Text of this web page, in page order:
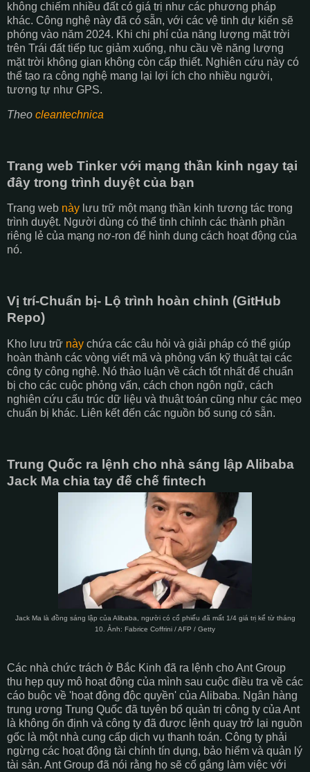
không chiếm nhiều đất có giá trị như các phương pháp
khác. Công nghệ này đã có sẵn, với các vệ tinh dự kiến ​​sẽ
phóng vào năm 2024. Khi chi phí của năng lượng mặt trời
trên Trái đất tiếp tục giảm xuống, nhu cầu về năng lượng
mặt trời không gian không còn cấp thiết. Nghiên cứu này có
thể tạo ra công nghệ mang lại lợi ích cho nhiều người,
tương tự như GPS.
Theo cleantechnica
Trang web Tinker với mạng thần kinh ngay tại
đây trong trình duyệt của bạn
Trang web này lưu trữ một mạng thần kinh tương tác trong
trình duyệt. Người dùng có thể tinh chỉnh các thành phần
riêng lẻ của mạng nơ-ron để hình dung cách hoạt động của
nó.
Vị trí-Chuẩn bị- Lộ trình hoàn chỉnh (GitHub
Repo)
Kho lưu trữ này chứa các câu hỏi và giải pháp có thể giúp
hoàn thành các vòng viết mã và phỏng vấn kỹ thuật tại các
công ty công nghệ. Nó thảo luận về cách tốt nhất để chuẩn
bị cho các cuộc phỏng vấn, cách chọn ngôn ngữ, cách
nghiên cứu cấu trúc dữ liệu và thuật toán cũng như các mẹo
chuẩn bị khác. Liên kết đến các nguồn bổ sung có sẵn.
Trung Quốc ra lệnh cho nhà sáng lập Alibaba
Jack Ma chia tay đế chế fintech
Jack Ma là đồng sáng lập của Alibaba, người có cổ phiếu đã mất 1/4 giá trị kể từ tháng
10. Ảnh: Fabrice Coffrini / AFP / Getty
Các nhà chức trách ở Bắc Kinh đã ra lệnh cho Ant Group
thu hẹp quy mô hoạt động của mình sau cuộc điều tra về các
cáo buộc về 'hoạt động độc quyền' của Alibaba. Ngân hàng
trung ương Trung Quốc đã tuyên bố quản trị công ty của Ant
là không ổn định và công ty đã được lệnh quay trở lại nguồn
gốc là một nhà cung cấp dịch vụ thanh toán. Công ty phải
ngừng các hoạt động tài chính tín dụng, bảo hiểm và quản lý
tài sản. Ant Group đã nói rằng họ sẽ cố gắng làm việc với